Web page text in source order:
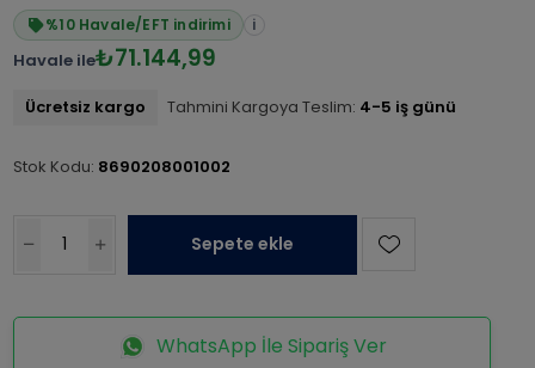
%10 Havale/EFT indirimi i
Havale ile₺71.144,99
Ücretsiz kargo Tahmini Kargoya Teslim: 4-5 iş günü
Stok Kodu: 8690208001002
Sepete ekle
WhatsApp İle Sipariş Ver